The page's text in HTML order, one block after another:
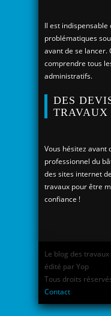
Il est
problématiques
avant de se lancer.
comprendre tous
administratifs.
DES
TRAVAUX
Vous hésitez avant
professionnel du
des sites internet
travaux pour être
confiance !
Le blog des
édité par Yop
Tous droits
Contact